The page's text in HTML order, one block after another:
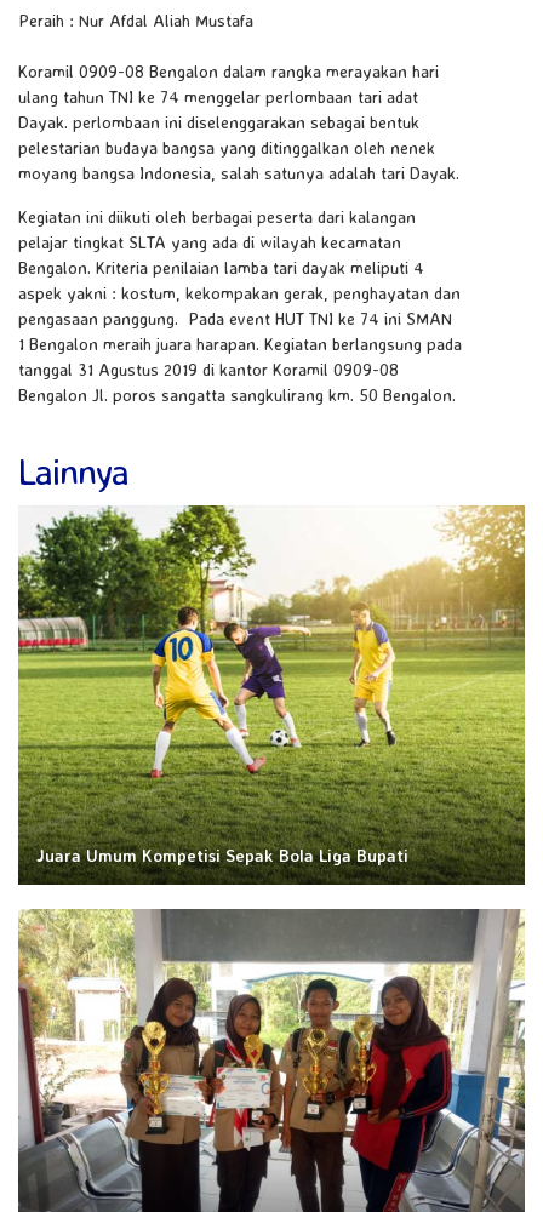
Peraih : Nur Afdal Aliah Mustafa
Koramil 0909-08 Bengalon dalam rangka merayakan hari
ulang tahun TNI ke 74 menggelar perlombaan tari adat
Dayak. perlombaan ini diselenggarakan sebagai bentuk
pelestarian budaya bangsa yang ditinggalkan oleh nenek
moyang bangsa Indonesia, salah satunya adalah tari Dayak.
Kegiatan ini diikuti oleh berbagai peserta dari kalangan
pelajar tingkat SLTA yang ada di wilayah kecamatan
Bengalon. Kriteria penilaian lamba tari dayak meliputi 4
aspek yakni : kostum, kekompakan gerak, penghayatan dan
pengasaan panggung. Pada event HUT TNI ke 74 ini SMAN
1 Bengalon meraih juara harapan. Kegiatan berlangsung pada
tanggal 31 Agustus 2019 di kantor Koramil 0909-08
Bengalon Jl. poros sangatta sangkulirang km. 50 Bengalon.
Lainnya
Juara Umum Kompetisi Sepak Bola Liga Bupati